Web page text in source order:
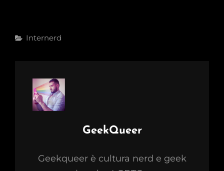
Categories
Internerd
Author:
GeekQueer
Geekqueer è cultura nerd e geek